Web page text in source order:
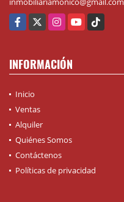
Facebook
X InstagramYouTube
TikTok
INFORMACIÓN
Inicio
Ventas
Alquiler
Quiénes Somos
Contáctenos
Políticas de privacidad